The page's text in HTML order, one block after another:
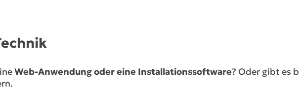
Web-Anwendung oder eine Installationssoftware? Oder gibt es